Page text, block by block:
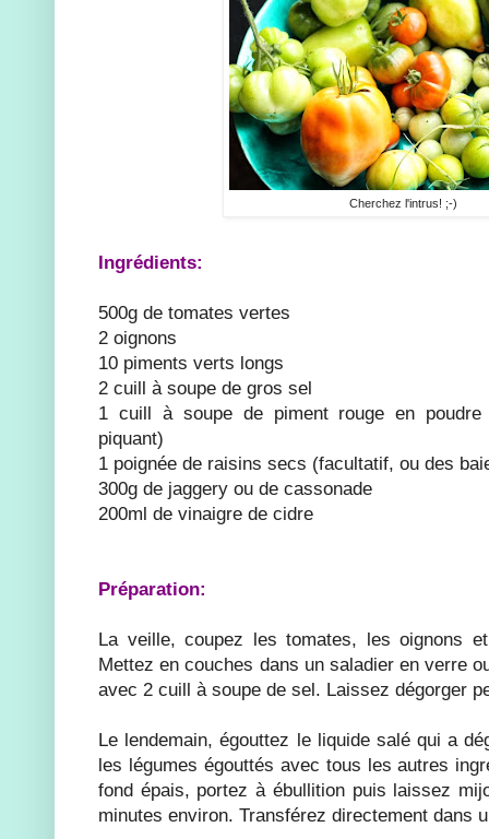
Cherchez l'intrus! ;-)
Ingrédients:
500g de tomates vertes
2 oignons
10 piments verts longs
2 cuill à soupe de gros sel
1 cuill à soupe de piment rouge en
piquant)
1 poignée de raisins secs (facultatif, ou des
300g de jaggery ou de cassonade
200ml de vinaigre de cidre
Préparation:
La veille, coupez les tomates, les oignons
Mettez en couches dans un saladier en verre
avec 2 cuill à soupe de sel. Laissez dégorger
Le lendemain, égouttez le liquide salé qui a
les légumes égouttés avec tous les autres
fond épais, portez à ébullition puis laissez
minutes environ. Transférez directement dans